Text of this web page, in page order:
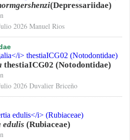
(Depressariidae)
2026 Manuel Rios
thestiaICG02 (Notodontidae)
2026 Duvalier Briceño
(Rubiaceae)